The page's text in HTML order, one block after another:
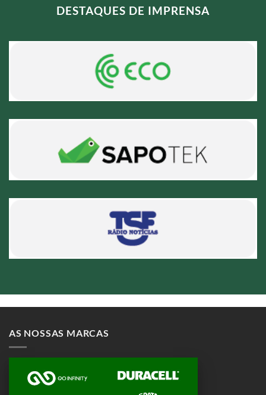
DESTAQUES DE IMPRENSA
AS NOSSAS MARCAS